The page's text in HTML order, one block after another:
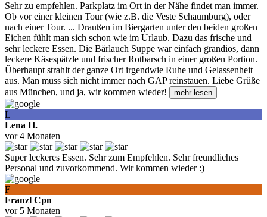
Sehr zu empfehlen. Parkplatz im Ort in der Nähe findet man immer.
Ob vor einer kleinen Tour (wie z.B. die Veste Schaumburg), oder
nach einer Tour. ... Draußen im Biergarten unter den beiden großen
Eichen fühlt man sich schon wie im Urlaub. Dazu das frische und
sehr leckere Essen. Die Bärlauch Suppe war einfach grandios, dann
leckere Käsespätzle und frischer Rotbarsch in einer großen Portion.
Überhaupt strahlt der ganze Ort irgendwie Ruhe und Gelassenheit
aus. Man muss sich nicht immer nach GAP reinstauen. Liebe Grüße
aus München, und ja, wir kommen wieder!
mehr lesen
L
Lena H.
vor 4 Monaten
Super leckeres Essen. Sehr zum Empfehlen. Sehr freundliches
Personal und zuvorkommend. Wir kommen wieder :)
F
Franzl Cpn
vor 5 Monaten